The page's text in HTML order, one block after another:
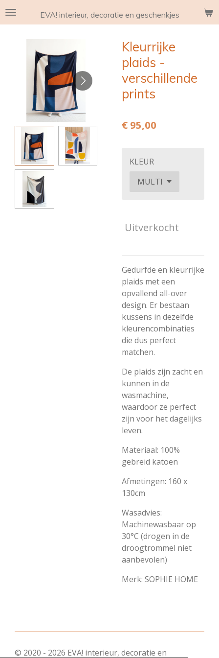
Ga
hoofdinhoud
EVA! interieur, decoratie en geschenkjes
Kleurrijke
plaids -
verschillende
prints
€ 95,00
KLEUR
Uitverkocht
Gedurfde en kleurrijke
plaids met een
opvallend all-over
design. Er bestaan
kussens in dezelfde
kleurencombinaties
die dus perfect
matchen.
De plaids zijn zacht en
kunnen in de
wasmachine,
waardoor ze perfect
zijn voor het dagelijks
leven.
Materiaal: 100%
gebreid katoen
Afmetingen: 160 x
130cm
Wasadvies:
Machinewasbaar op
30°C (drogen in de
droogtrommel niet
aanbevolen)
Merk: SOPHIE HOME
© 2020 - 2026 EVA! interieur, decoratie en